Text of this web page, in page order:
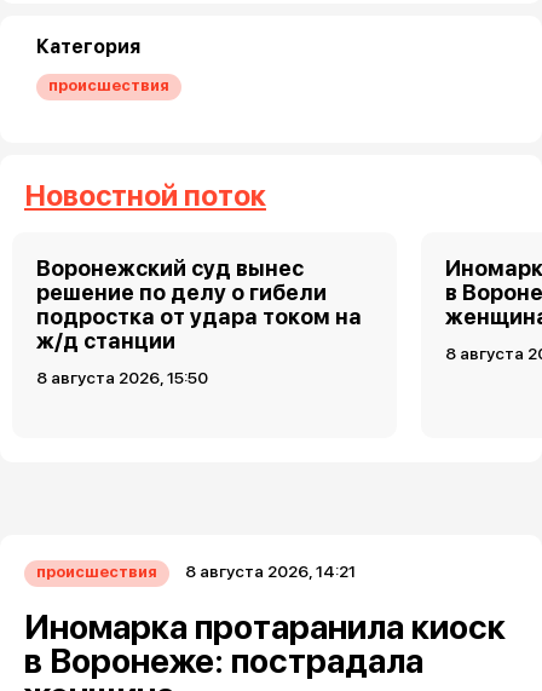
Категория
происшествия
Новостной поток
Воронежский суд вынес
решение по делу о гибели
подростка от удара током на
ж/д станции
8 августа 2026, 15:50
в
8 августа
происшествия 8 августа 2026, 14:21
Иномарка протаранила киоск
в Воронеже: пострадала